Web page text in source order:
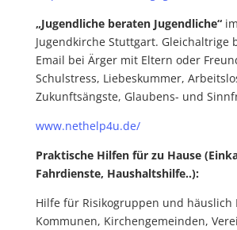
„Jugendliche beraten Jugendliche“
Jugendkirche Stuttgart. Gleichaltrige
Email bei Ärger mit Eltern oder
Schulstress, Liebeskummer,
Zukunftsängste, Glaubens- und
www.nethelp4u.de/
Praktische Hilfen für zu Hause
Fahrdienste, Haushaltshilfe..):
Hilfe für Risikogruppen und häuslich
Kommunen, Kirchengemeinden,